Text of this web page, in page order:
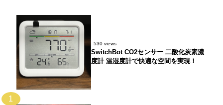
530 views
SwitchBot CO2センサー 二酸化炭素濃
度計 温湿度計で快適な空間を実現！
1